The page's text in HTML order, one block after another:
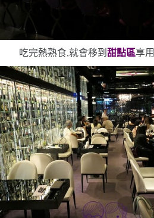
吃完熱熟食,就會移到 甜點區享用